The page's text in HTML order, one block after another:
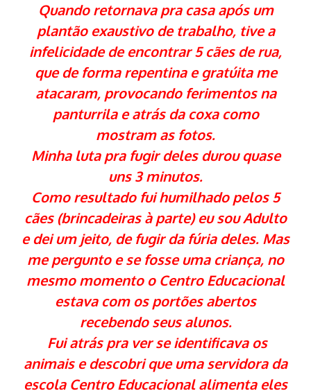
Quando retornava pra casa após um
plantão exaustivo de trabalho, tive a
infelicidade de encontrar 5 cães de rua,
que de forma repentina e gratúita me
atacaram, provocando ferimentos na
panturrila e atrás da coxa como
mostram as fotos.
Minha luta pra fugir deles durou quase
uns 3 minutos.
Como resultado fui humilhado pelos 5
cães (brincadeiras à parte) eu sou Adulto
e dei um jeito, de fugir da fúria deles. Mas
me pergunto e se fosse uma criança, no
mesmo momento o Centro Educacional
estava com os portões abertos
recebendo seus alunos.
Fui atrás pra ver se identificava os
animais e descobri que uma servidora da
escola Centro Educacional alimenta eles